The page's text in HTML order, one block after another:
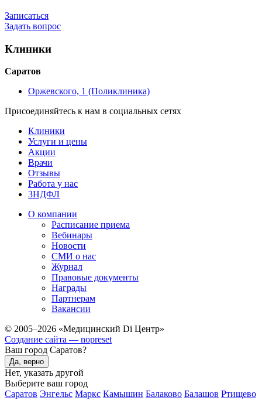
Записаться
Задать вопрос
Клиники
Саратов
Оржевского, 1 (Поликлиника)
Присоединяйтесь к нам в социальных сетях
Клиники
Услуги и цены
Акции
Врачи
Отзывы
Работа у нас
3НДФЛ
О компании
Расписание приема
Вебинары
Новости
СМИ о нас
Журнал
Правовые документы
Награды
Партнерам
Вакансии
© 2005–2026 «Медицинский Di Центр»
Создание сайта — nopreset
Ваш город Саратов?
Да, верно
Нет, указать другой
Выберите ваш город
Саратов Энгельс Маркс Камышин Балаково Балашов Ртищево